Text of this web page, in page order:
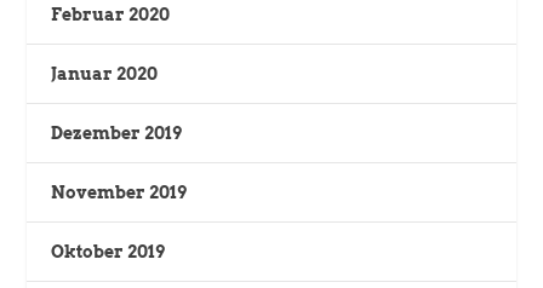
Februar 2020
Januar 2020
Dezember 2019
November 2019
Oktober 2019